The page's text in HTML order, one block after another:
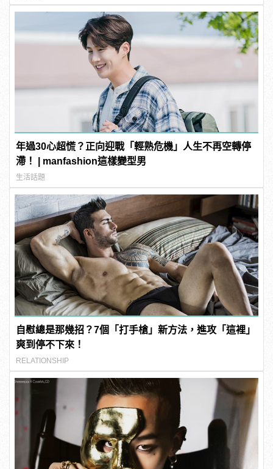
年過30心超慌？正向迎戰「輕熟危機」人生不再空轉停
滯！ | manfashion這樣變型男
生活話題
自慰總是那幾招？7個「打手槍」新方法，進攻「這裡」
爽到停不下來！
RELATIONSHIP